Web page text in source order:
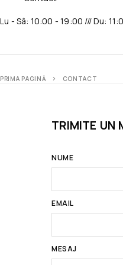
Lu - Sâ: 10:00 - 19:00 /// Du:
PRIMA PAGINĂ CONTACT
TRIMITE UN
NUME
EMAIL
MESAJ